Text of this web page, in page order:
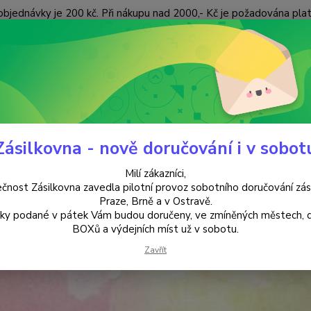
je 200 kč. Při nákupu nad 2000,- Kč je požadována
KONTAKTY
Hledat
(Po-
PŘEHOZY & POVLAKY NA POLŠTÁŘE
& POVLAKY NA
ozvláštnit svůj domov? Hledáte povlaky na
- nově doručování i v
Milí zákazníci,
Zásilkovna zavedla pilotní provoz sobotního doručování
Praze, Brně a v Ostravě.
podané v pátek Vám budou doručeny, ve zmíněných městech,
BOXů a výdejních míst už v sobotu.
Zavřít